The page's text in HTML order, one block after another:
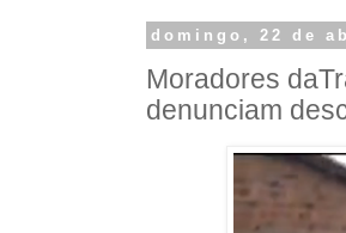
domingo, 22 de
Moradores
denunciam